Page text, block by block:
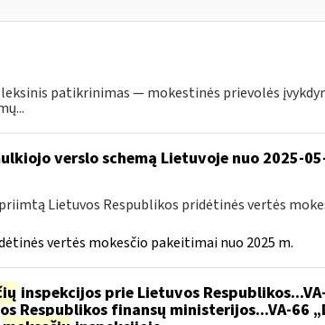
patikrinimas — mokestinės prievolės
verslo schemą Lietuvoje nuo 2025-
Lietuvos Respublikos pridėtinės vertės
vertės mokesčio pakeitimai nuo 2025 m.
inspekcijos prie Lietuvos
Respublikos finansų ministerijos...VA-66